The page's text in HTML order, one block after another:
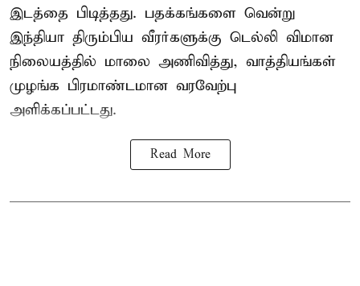
இடத்தை பிடித்தது. பதக்கங்களை வென்று
இந்தியா திரும்பிய வீரர்களுக்கு டெல்லி விமான
நிலையத்தில் மாலை அணிவித்து, வாத்தியங்கள்
முழங்க பிரமாண்டமான வரவேற்பு
அளிக்கப்பட்டது.
Read More